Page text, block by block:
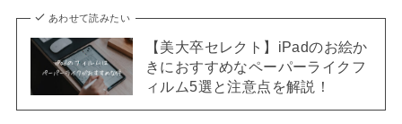
あわせて読みたい
【美大卒セレクト】iPadのお絵か
きにおすすめなペーパーライクフ
ィルム5選と注意点を解説！